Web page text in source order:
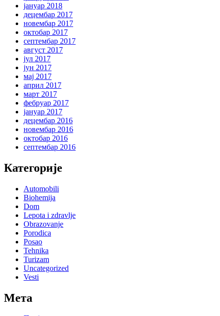
јануар 2018
децембар 2017
новембар 2017
октобар 2017
септембар 2017
август 2017
јул 2017
јун 2017
мај 2017
април 2017
март 2017
фебруар 2017
јануар 2017
децембар 2016
новембар 2016
октобар 2016
септембар 2016
Категорије
Automobili
Biohemija
Dom
Lepota i zdravlje
Obrazovanje
Porodica
Posao
Tehnika
Turizam
Uncategorized
Vesti
Мета